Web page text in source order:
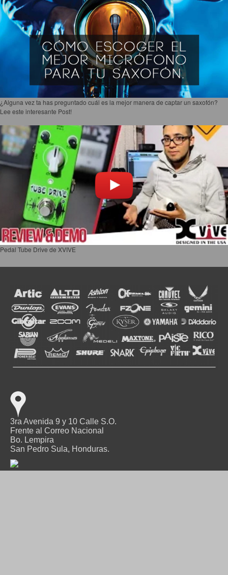
¿Alguna vez ta has preguntado cuál es la mejor manera de captar un saxofón?
Lee este interesante Post!
Pedal Tube Drive de XVIVE
3ra Avenida 9 y 10 Calle S.O.
Frente al Correo Nacional
Bo. Lempira
San Pedro Sula, Honduras.
TEL.: 2552-9045